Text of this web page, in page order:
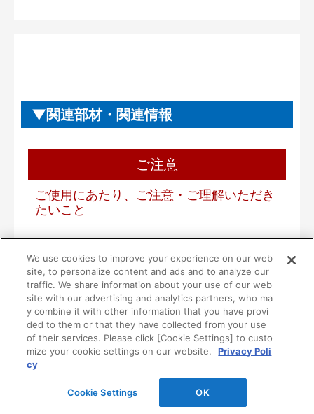
関連部材・関連情報
ご注意
ご使用にあたり、ご注意・ご理解いただき
たいこと
病院等の不特定多数の方が使用される場所には使
用しないでください。
■一般家庭用品を収納する製品です。ただし、次の
ような危険な物は収納しないでください。
１）油やシンナーなどの可燃物や薬品
２）耐荷重以下のものであっても、鉄アレイ等の
■扉に強い衝撃を与えないでください。衝撃で壊れ
We use cookies to improve your experience on our web
site, to personalize content and ads and to analyze our
traffic. We share information about your use of our web
site with our advertising and analytics partners, who ma
y combine it with other information that you have provi
ded to them or that they have collected from your use
of their services. Please click [Cookie Settings] to custo
mize your cookie settings on our website.
Privacy Poli
cy
Cookie Settings OK